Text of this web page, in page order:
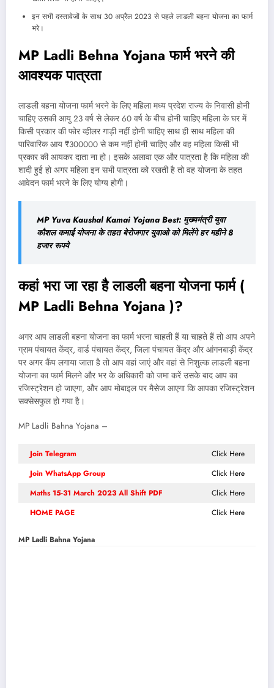
इन सभी दस्तावेजों के साथ 30 अप्रैल 2023 से पहले लाडली बहना योजना का फार्म
भरे।
MP Ladli Behna Yojana फार्म भरने की
आवश्यक पात्रता
लाडली बहना योजना फार्म भरने के लिए महिला मध्य प्रदेश राज्य के निवासी होनी
चाहिए उसकी आयु 23 वर्ष से लेकर 60 वर्ष के बीच होनी चाहिए महिला के घर में
किसी प्रकार की फोर व्हीलर गाड़ी नहीं होनी चाहिए साथ ही साथ महिला की
पारिवारिक आय ₹300000 से कम नहीं होनी चाहिए और वह महिला किसी भी
प्रकार की आयकर दाता ना हो। इसके अलावा एक और पात्रता है कि महिला की
शादी हुई हो अगर महिला इन सभी पात्रता को रखती है तो वह योजना के तहत
आवेदन फार्म भरने के लिए योग्य होगी।
MP Yuva Kaushal Kamai Yojana Best: मुख्यमंत्री युवा
कौशल कमाई योजना के तहत बेरोजगार युवाओ को मिलेंगे हर महीने 8
हजार रूपये
कहां भरा जा रहा है लाडली बहना योजना फार्म (
MP Ladli Behna Yojana )?
अगर आप लाडली बहना योजना का फार्म भरना चाहती हैं या चाहते हैं तो आप अपने
ग्राम पंचायत केंद्र, वार्ड पंचायत केंद्र, जिला पंचायत केंद्र और आंगनबाड़ी केंद्र
पर अगर कैंप लगाया जाता है तो आप वहां जाएं और वहां से निशुल्क लाडली बहना
योजना का फार्म मिलने और भर के अधिकारी को जमा करें उसके बाद आप का
रजिस्ट्रेशन हो जाएगा, और आप मोबाइल पर मैसेज आएगा कि आपका रजिस्ट्रेशन
सक्सेसफुल हो गया है।
MP Ladli Bahna Yojana –
Join Telegram
Click Here
Join WhatsApp Group
Click Here
Maths 15-31 March 2023 All Shift PDF
Click Here
HOME PAGE
Click Here
MP Ladli Bahna Yojana